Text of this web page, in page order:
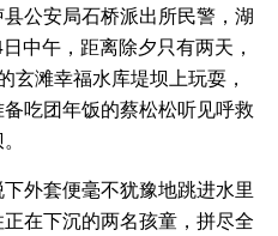
公安局石桥派出所民警，湖
中午，距离除夕只有两天，
玄滩幸福水库堤坝上玩耍，
吃团年饭的蔡松松听见呼救
外套便毫不犹豫地跳进水里
在下沉的两名孩童，拼尽全